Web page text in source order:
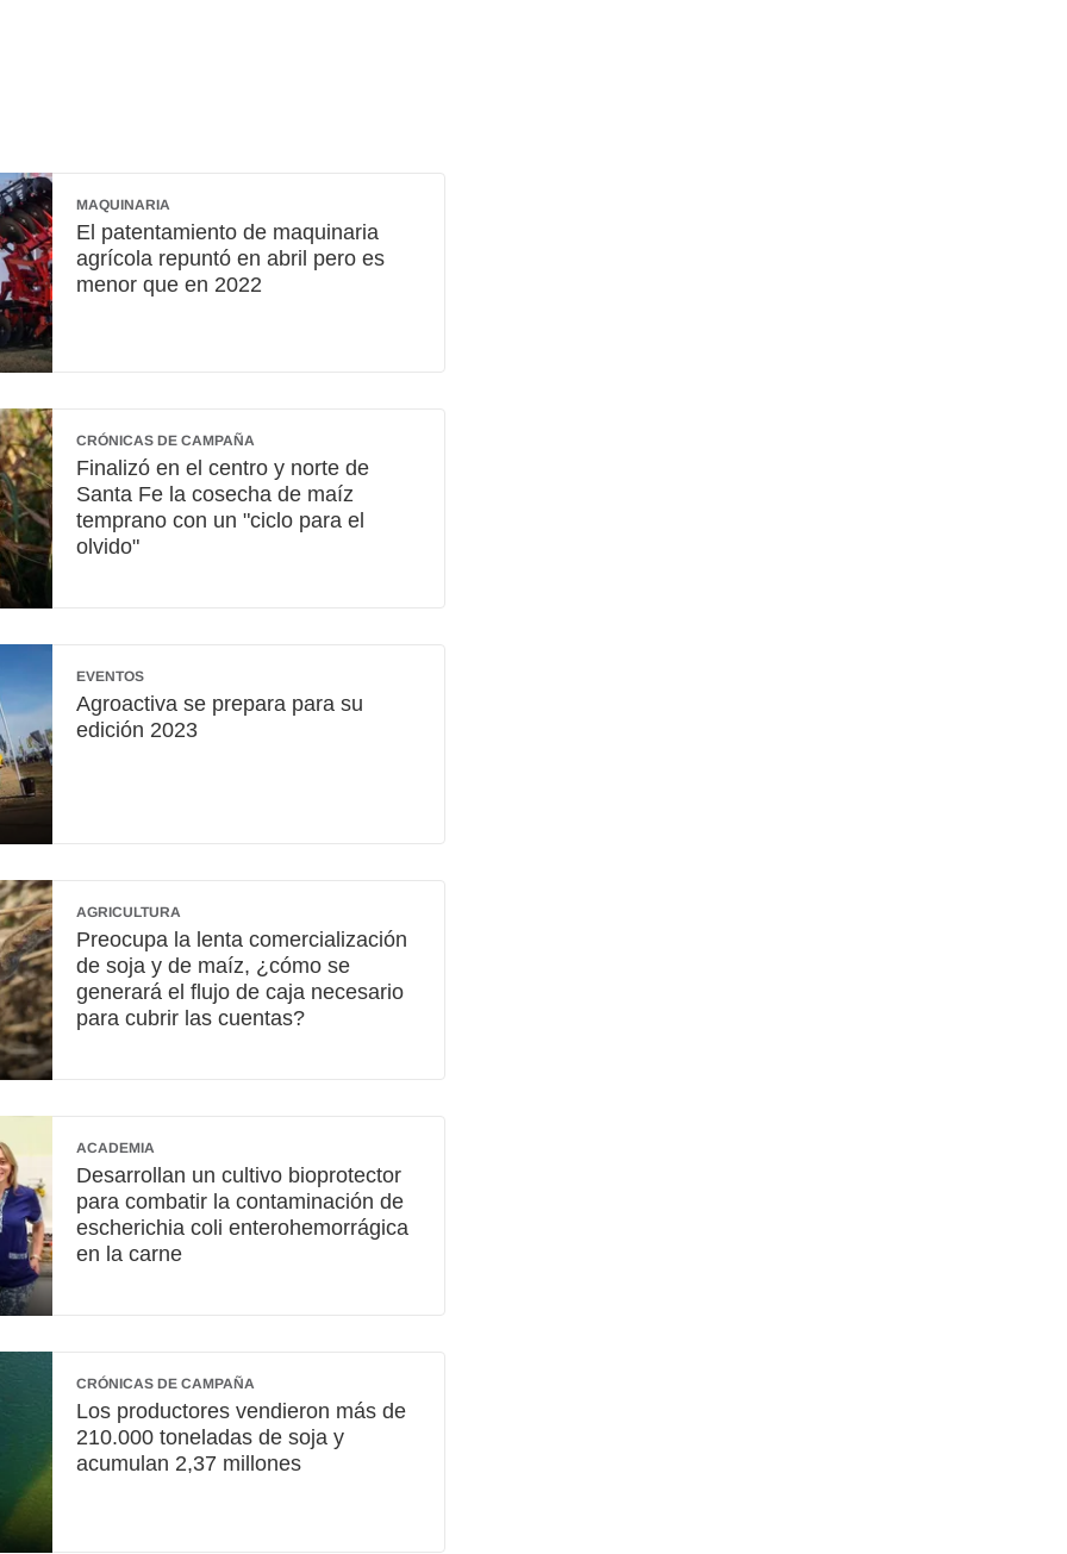
MAQUINARIA
El patentamiento de maquinaria
agrícola repuntó en abril pero es
menor que en 2022
CRÓNICAS DE CAMPAÑA
Finalizó en el centro y norte de
Santa Fe la cosecha de maíz
temprano con un "ciclo para el
olvido"
EVENTOS
Agroactiva se prepara para su
edición 2023
AGRICULTURA
Preocupa la lenta comercialización
de soja y de maíz, ¿cómo se
generará el flujo de caja necesario
para cubrir las cuentas?
ACADEMIA
Desarrollan un cultivo bioprotector
para combatir la contaminación de
escherichia coli enterohemorrágica
en la carne
CRÓNICAS DE CAMPAÑA
Los productores vendieron más de
210.000 toneladas de soja y
acumulan 2,37 millones